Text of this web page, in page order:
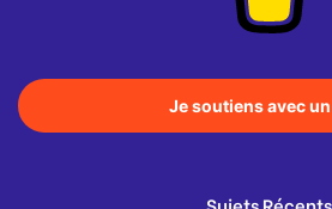
Je soutiens avec